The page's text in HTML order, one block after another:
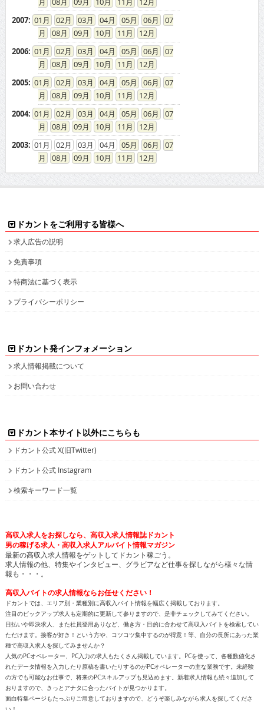
01 02 03 04 05 06
07
08
09 10 11
12
01 02 03 04 05 06
07
08
09 10 11
12
01 02 03 04 05 06
07
08
09 10 11 12
ドカントをご利用する皆様へ
求人広告の説明
免責事項
プライバシーポリシー
ドカント発インフォメーション
ドカント本サイト以外にこちらも
男の稼げる求人・高収入求人アルバイト情報マガジン
求人情報の他、特集やインタビュー、グラビアなど仕事を探しながら様々な情
ドカントでは、エリア別・業種別に高収入バイト情報を幅広く掲載しております。
注目のピックアップ求人も定期的に更新して参りますので、是非チェックしてみてください。
日払いや即決求人、また社員登用ありなど、働き方・目的に合わせて高収入バイトを検索してい
ただけます。接客が好き！という方や、コツコツ集中するのが得意！等、自分の長所にあった業
種で高収入求人を探してみませんか？
れたデータ情報を入力したり原稿を書いたりするのがPCオペレーターの主な業務です。未経験
の方でも可能なお仕事で、将来のPCスキルアップも見込めます。新着求人情報も続々追加して
おりますので、きっとアナタに合ったバイトが見つかります。
面白特集ページもたっぷりご用意しておりますので、どうぞ楽しみながら求人を探してくださ
い！
高収入バイトをお探しなら、日払いや即決求人を多数掲載している高収入求人情報誌ドカントへ
どうぞお任せくださいませ！
All contents copyright © 2002-2025ドカント.com. All rights
reserved. 掲載記事、写真、イラストの無断転載を禁じます。